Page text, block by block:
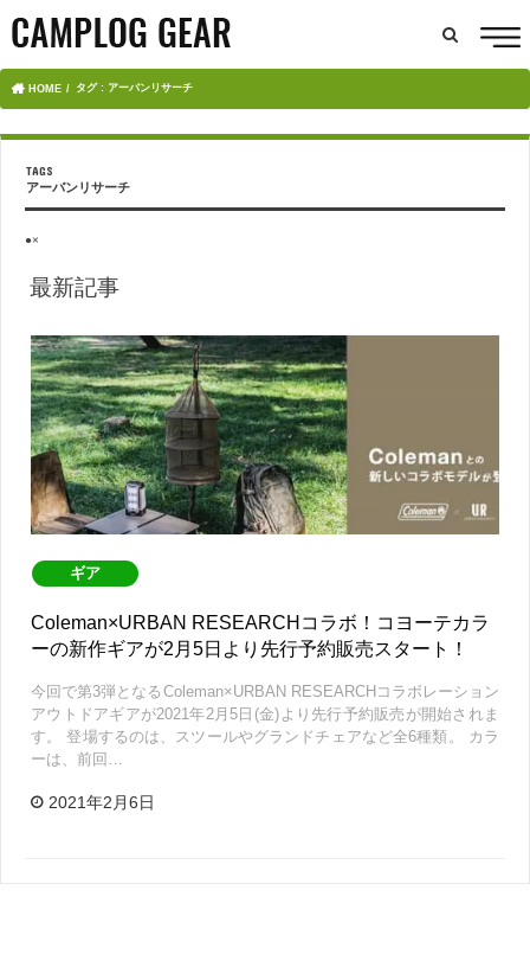
HOME タグ : アーバンリサーチ
アーバンリサーチ
●×
最新記事
ギア
Coleman×URBAN RESEARCHコラボ！コヨーテカラ
ーの新作ギアが2月5日より先行予約販売スタート！
今回で第3弾となるColeman×URBAN RESEARCHコラボレーション
アウトドアギアが2021年2月5日(金)より先行予約販売が開始されま
す。 登場するのは、スツールやグランドチェアなど全6種類。 カラ
ーは、前回…
2021年2月6日